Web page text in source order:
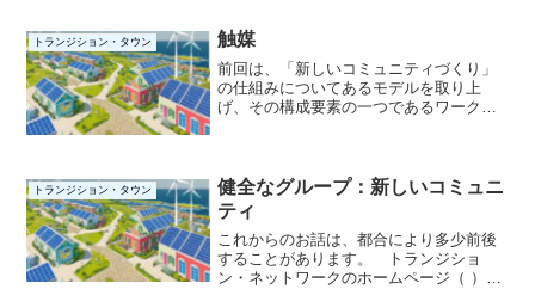
動きを確認することはでき...
トランジション・タウン 触媒
前回は、「新しいコミュニティづくり」
の仕組みについてあるモデルを取り上
げ、その構成要素の一つであるワークシ
像では分かりにくい部分があっ...
トランジション・タウン
健全なグループ：新しいコミュニ
ティ
これからのお話は、都合により多少前後
することがあります。 トランジショ
ン・ネットワークのホームページ（ ）に